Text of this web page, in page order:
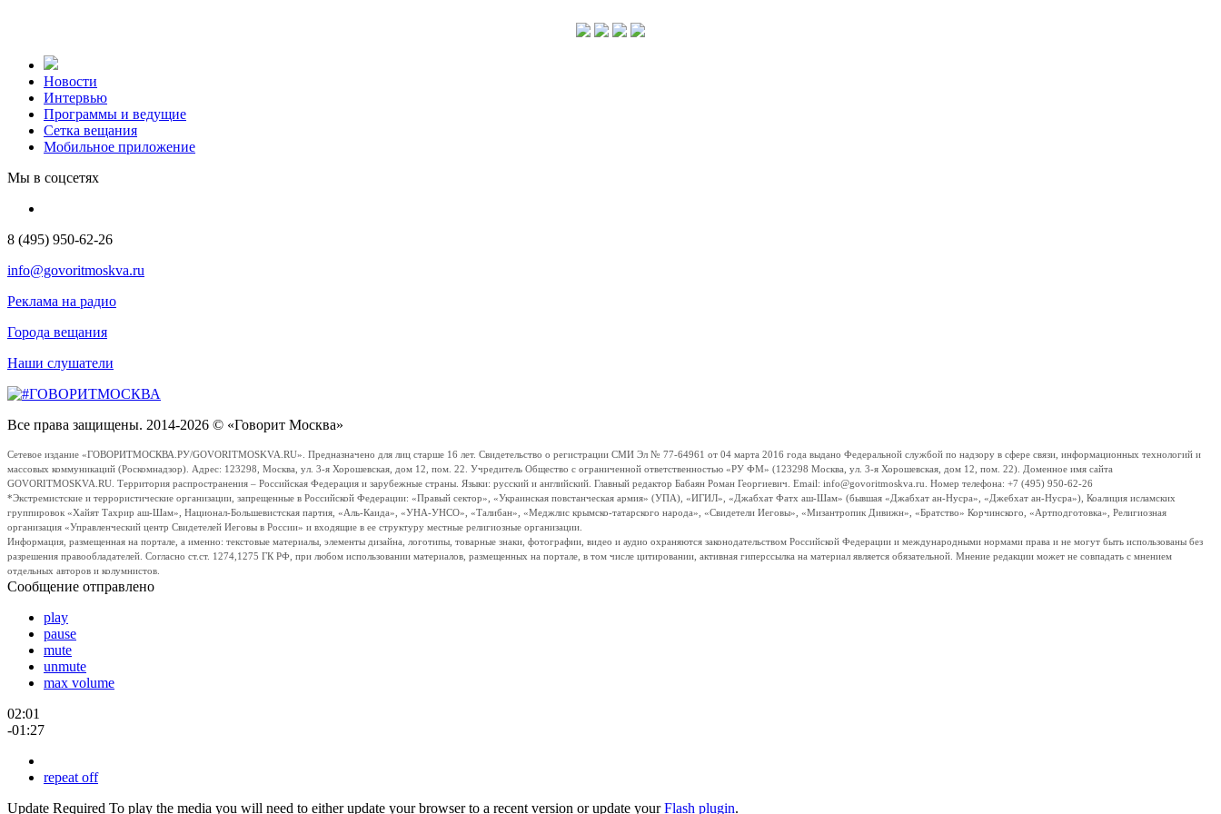
Новости
Интервью
Программы и ведущие
Сетка вещания
Мобильное приложение
Мы в соцсетях
8 (495) 950-62-26
info@govoritmoskva.ru
Реклама на радио
Города вещания
Наши слушатели
Все права защищены. 2014-2026 © «Говорит Москва»
Сетевое издание «ГОВОРИТМОСКВА.РУ/GOVORITMOSKVA.RU». Предназначено для лиц старше 16 лет. Свидетельство о регистрации СМИ Эл № 77-64961 от 04 марта 2016 года выдано Федеральной службой по надзору в сфере связи, информационных технологий и
массовых коммуникаций (Роскомнадзор). Адрес: 123298, Москва, ул. 3-я Хорошевская, дом 12, пом. 22. Учредитель Общество с ограниченной ответственностью «РУ ФМ» (123298 Москва, ул. 3-я Хорошевская, дом 12, пом. 22). Доменное имя сайта
GOVORITMOSKVA.RU. Территория распространения – Российская Федерация и зарубежные страны. Языки: русский и английский. Главный редактор Бабаян Роман Георгиевич. Email: info@govoritmoskva.ru. Номер телефона: +7 (495) 950-62-26
*Экстремистские и террористические организации, запрещенные в Российской Федерации: «Правый сектор», «Украинская повстанческая армия» (УПА), «ИГИЛ», «Джабхат Фатх аш-Шам» (бывшая «Джабхат ан-Нусра», «Джебхат ан-Нусра»), Коалиция исламских
группировок «Хайят Тахрир аш-Шам», Национал-Большевистская партия, «Аль-Каида», «УНА-УНСО», «Талибан», «Меджлис крымско-татарского народа», «Свидетели Иеговы», «Мизантропик Дивижн», «Братство» Корчинского, «Артподготовка», Религиозная
организация «Управленческий центр Свидетелей Иеговы в России» и входящие в ее структуру местные религиозные организации.
Информация, размещенная на портале, а именно: текстовые материалы, элементы дизайна, логотипы, товарные знаки, фотографии, видео и аудио охраняются законодательством Российской Федерации и международными нормами права и не могут быть использованы без
разрешения правообладателей. Согласно ст.ст. 1274,1275 ГК РФ, при любом использовании материалов, размещенных на портале, в том числе цитировании, активная гиперссылка на материал является обязательной. Мнение редакции может не совпадать с мнением
отдельных авторов и колумнистов.
Сообщение отправлено
play
pause
mute
unmute
max volume
02:01
-01:27
repeat off
Update Required To play the media you will need to either update your browser to a recent version or update yourFlash plugin.